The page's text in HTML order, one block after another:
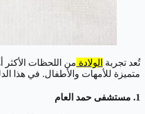
تُعد تجربة الولادة من اللحظات
متميزة للأمهات والأطفال. في هذا
1. مستشفى حمد العام